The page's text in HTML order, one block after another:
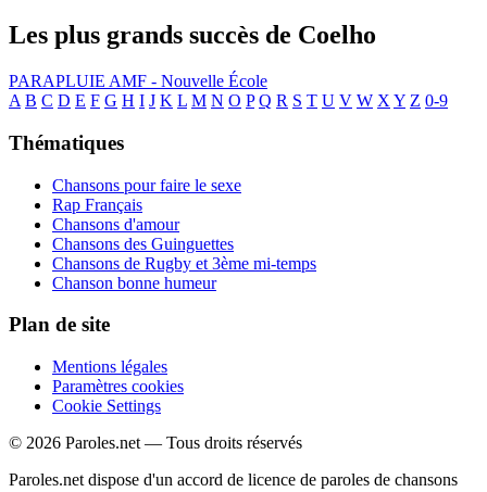
Les plus grands succès de Coelho
PARAPLUIE AMF - Nouvelle École
A B C D E F G H I J K L M N O P Q R S T U V W X Y Z 0-9
Thématiques
Chansons pour faire le sexe
Rap Français
Chansons d'amour
Chansons des Guinguettes
Chansons de Rugby et 3ème mi-temps
Chanson bonne humeur
Plan de site
Mentions légales
Paramètres cookies
Cookie Settings
© 2026 Paroles.net — Tous droits réservés
Paroles.net dispose d'un accord de licence de paroles de chansons